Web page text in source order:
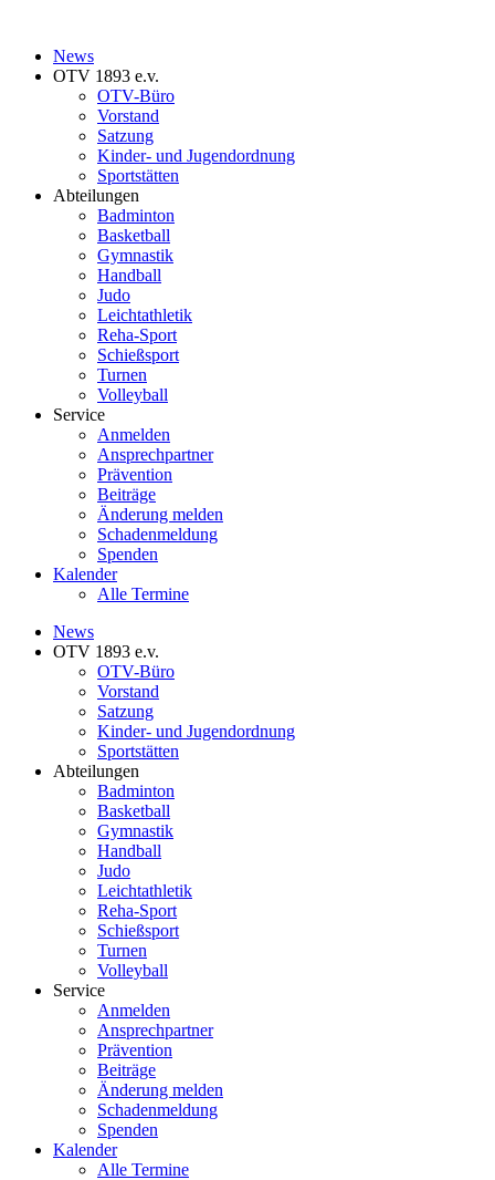
News
OTV 1893 e.v.
OTV-Büro
Vorstand
Satzung
Kinder- und Jugendordnung
Sportstätten
Abteilungen
Badminton
Basketball
Gymnastik
Handball
Judo
Leichtathletik
Reha-Sport
Schießsport
Turnen
Volleyball
Service
Anmelden
Ansprechpartner
Prävention
Beiträge
Änderung melden
Schadenmeldung
Spenden
Kalender
Alle Termine
News
OTV 1893 e.v.
OTV-Büro
Vorstand
Satzung
Kinder- und Jugendordnung
Sportstätten
Abteilungen
Badminton
Basketball
Gymnastik
Handball
Judo
Leichtathletik
Reha-Sport
Schießsport
Turnen
Volleyball
Service
Anmelden
Ansprechpartner
Prävention
Beiträge
Änderung melden
Schadenmeldung
Spenden
Kalender
Alle Termine